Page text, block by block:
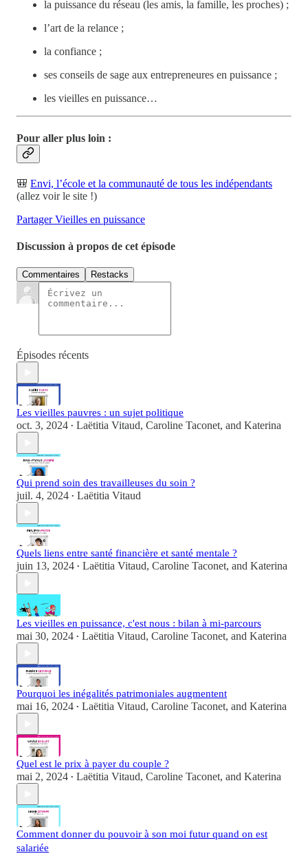
la puissance du réseau (les amis, la famille, les proches) ;
l’art de la relance ;
la confiance ;
ses conseils de sage aux entrepreneures en puissance ;
les vieilles en puissance…
Pour aller plus loin :
🎒 Envi, l’école et la communauté de tous les indépendants
(allez voir le site !)
Partager Vieilles en puissance
Discussion à propos de cet épisode
Commentaires Restacks
Épisodes récents
Les vieilles pauvres : un sujet politique
oct. 3, 2024 • Laëtitia Vitaud, Caroline Taconet, and Katerina
Qui prend soin des travailleuses du soin ?
juil. 4, 2024 • Laëtitia Vitaud
Quels liens entre santé financière et santé mentale ?
juin 13, 2024 • Laëtitia Vitaud, Caroline Taconet, and Katerina
Les vieilles en puissance, c'est nous : bilan à mi-parcours
mai 30, 2024 • Laëtitia Vitaud, Caroline Taconet, and Katerina
Pourquoi les inégalités patrimoniales augmentent
mai 16, 2024 • Laëtitia Vitaud, Caroline Taconet, and Katerina
Quel est le prix à payer du couple ?
mai 2, 2024 • Laëtitia Vitaud, Caroline Taconet, and Katerina
Comment donner du pouvoir à son moi futur quand on est
salariée